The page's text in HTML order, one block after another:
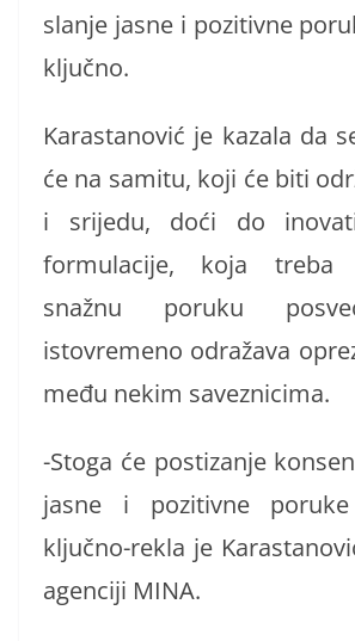
slanje jasne i pozitivne
ključno.
Karastanović je kazala da
će na samitu, koji će biti
i srijedu, doći do
formulacije, koja treba
snažnu poruku
istovremeno odražava
među nekim saveznicima.
-Stoga će postizanje
jasne i pozitivne
ključno-rekla je
agenciji MINA.